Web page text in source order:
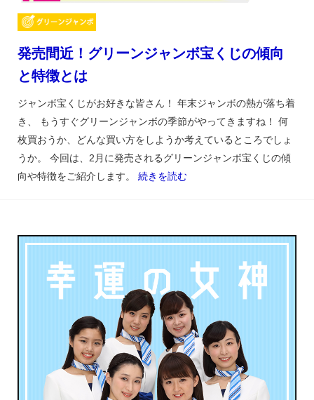
発売間近！グリーンジャンボ宝くじの傾向
と特徴とは
ジャンボ宝くじがお好きな皆さん！ 年末ジャンボの熱が落ち着
き、 もうすぐグリーンジャンボの季節がやってきますね！ 何
枚買おうか、どんな買い方をしようか考えているところでしょ
うか。 今回は、2月に発売されるグリーンジャンボ宝くじの傾
向や特徴をご紹介します。 続きを読む